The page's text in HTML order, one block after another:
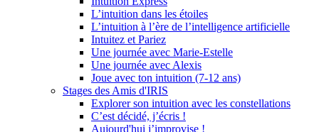
L’intuition dans les étoiles
L’intuition à l’ère de l’intelligence artificielle
Intuitez et Pariez
Une journée avec Marie-Estelle
Une journée avec Alexis
Joue avec ton intuition (7-12 ans)
Stages des Amis d'IRIS
Explorer son intuition avec les constellations
C’est décidé, j’écris !
Aujourd'hui j’improvise !